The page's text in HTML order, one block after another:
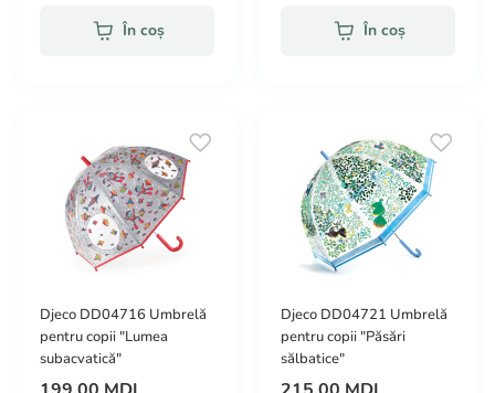
În coș În coș
Djeco DD04716 Umbrelă
pentru copii "Lumea
subacvatică"
Djeco DD04721 Umbrelă
pentru copii "Păsări
sălbatice"